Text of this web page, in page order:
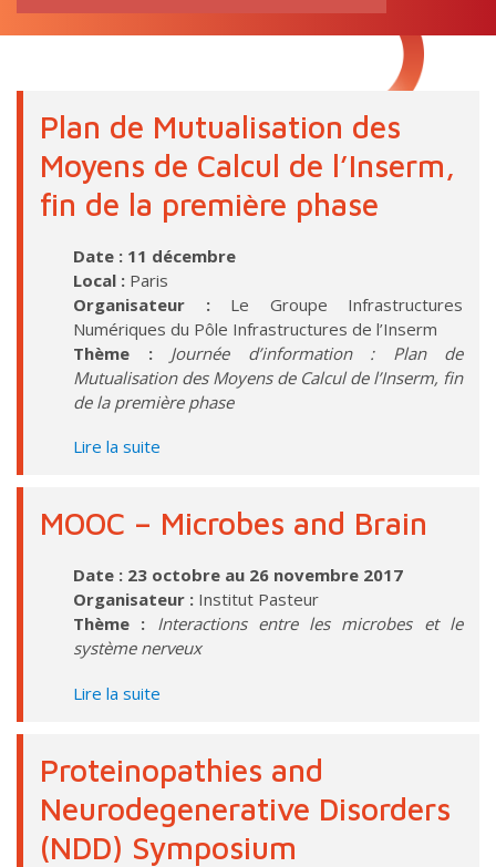
Plan de Mutualisation des
Moyens de Calcul de l’Inserm,
fin de la première phase
Date : 11 décembre
Local : Paris
Organisateur : Le Groupe Infrastructures
Numériques du Pôle Infrastructures de l’Inserm
Thème :Journée d’information : Plan de
Mutualisation des Moyens de Calcul de l’Inserm, fin
de la première phase
Lire la suite
MOOC – Microbes and Brain
Date : 23 octobre au 26 novembre 2017
Organisateur : Institut Pasteur
Thème : Interactions entre les microbes et le
système nerveux
Lire la suite
Proteinopathies and
Neurodegenerative Disorders
(NDD) Symposium